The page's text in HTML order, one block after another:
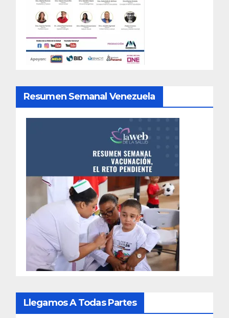
Resumen Semanal Venezuela
Llegamos A Todas Partes